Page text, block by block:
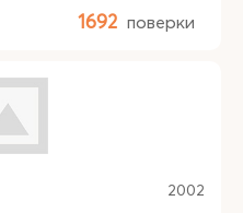
1692 поверки
2002